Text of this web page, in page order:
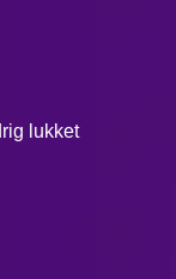
lukket